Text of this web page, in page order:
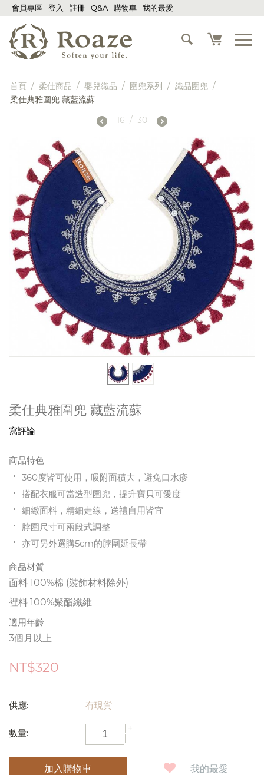
會員專區 登入 註冊 Q&A 購物車 我的最愛
首頁 / 柔仕商品 / 嬰兒織品 / 圍兜系列 / 織品圍兜 /
柔仕典雅圍兜 藏藍流蘇
16 / 30
柔仕典雅圍兜 藏藍流蘇
寫評論
商品特色
360度皆可使用，吸附面積大，避免口水疹
搭配衣服可當造型圍兜，提升寶貝可愛度
細緻面料，精細走線，送禮自用皆宜
脖圍尺寸可兩段式調整
亦可另外選購5cm的脖圍延長帶
商品材質
面料 100%棉 (裝飾材料除外)
裡料 100%聚酯纖維
適用年齡
3個月以上
NT$320
供應: 有現貨
數量:
+
−
加入購物車 我的最愛